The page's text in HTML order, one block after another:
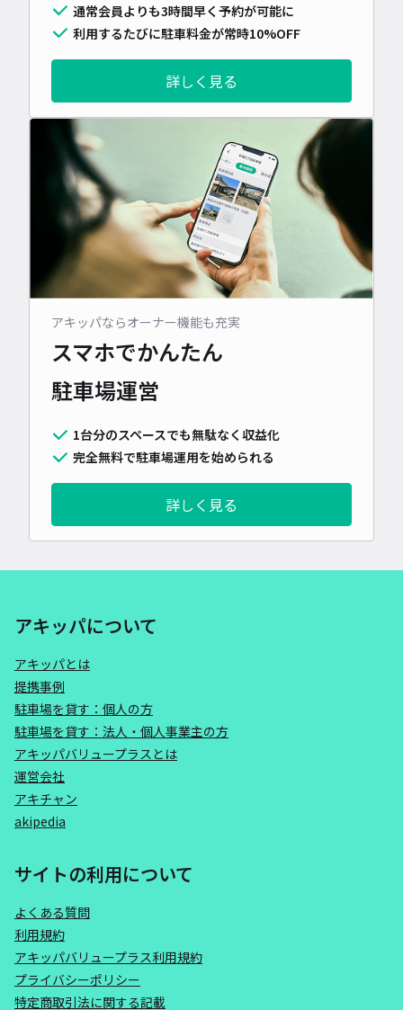
通常会員よりも3時間早く予約が可能に
利用するたびに駐車料金が常時10%OFF
詳しく見る
アキッパならオーナー機能も充実
スマホでかんたん
駐車場運営
1台分のスペースでも無駄なく収益化
完全無料で駐車場運用を始められる
詳しく見る
アキッパについて
アキッパとは
提携事例
駐車場を貸す：個人の方
駐車場を貸す：法人・個人事業主の方
アキッパバリュープラスとは
運営会社
アキチャン
akipedia
サイトの利用について
よくある質問
利用規約
アキッパバリュープラス利用規約
プライバシーポリシー
特定商取引法に関する記載